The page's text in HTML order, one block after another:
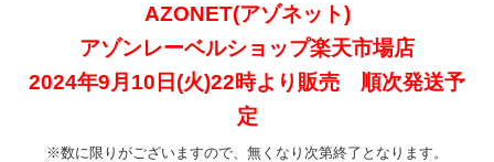
AZONET(アゾネット)
アゾンレーベルショップ楽天市場店
2024年9月10日(火)22時より販売 順次発送予
定
※数に限りがございますので、無くなり次第終了となります。